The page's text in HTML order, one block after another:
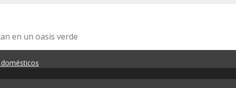
en un oasis verde